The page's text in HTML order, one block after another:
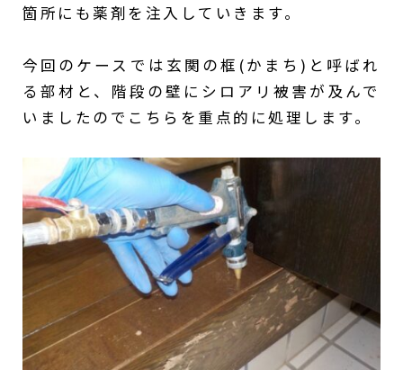
箇所にも薬剤を注入していきます。
今回のケースでは玄関の框(かまち)と呼ばれ
る部材と、階段の壁にシロアリ被害が及んで
いましたのでこちらを重点的に処理します。